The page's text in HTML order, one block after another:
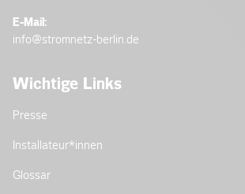
E-Mail:
info@stromnetz-berlin.de
Wichtige Links
Presse
Installateur­*innen
Glossar